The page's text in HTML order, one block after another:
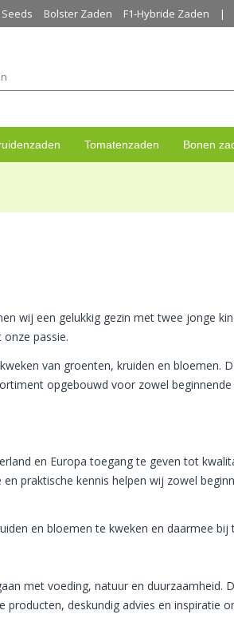
Bolster Zaden F1-Hybride Zaden
Tomatenzaden Bonen
wij een gelukkig gezin met twee jonge
passie.
van groenten, kruiden en
opgebouwd voor zowel
en Europa toegang te geven tot
praktische kennis helpen wij zowel
en bloemen te kweken en daarmee
met voeding, natuur en
deskundig advies en inspiratie